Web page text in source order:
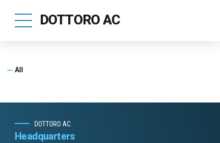
DOTTORO AC
All
DOTTORO AC
Headquarters